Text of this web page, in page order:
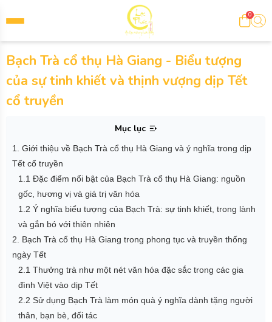
0
Bạch Trà cổ thụ Hà Giang - Biểu tượng
của sự tinh khiết và thịnh vượng dịp Tết
cổ truyền
Mục lục
1. Giới thiệu về Bạch Trà cổ thụ Hà Giang và ý nghĩa trong dịp
Tết cổ truyền
1.1 Đặc điểm nổi bật của Bạch Trà cổ thụ Hà Giang: nguồn
gốc, hương vị và giá trị văn hóa
1.2 Ý nghĩa biểu tượng của Bạch Trà: sự tinh khiết, trong lành
và gắn bó với thiên nhiên
2. Bạch Trà cổ thụ Hà Giang trong phong tục và truyền thống
ngày Tết
2.1 Thưởng trà như một nét văn hóa đặc sắc trong các gia
đình Việt vào dịp Tết
2.2 Sử dụng Bạch Trà làm món quà ý nghĩa dành tặng người
thân, bạn bè, đối tác